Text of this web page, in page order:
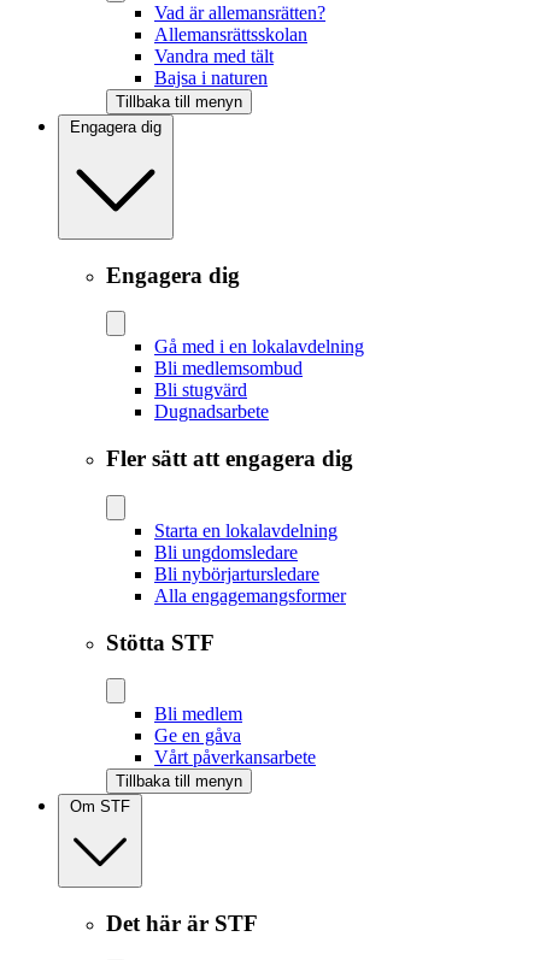
Vad är allemansrätten?
Allemansrättsskolan
Vandra med tält
Bajsa i naturen
Tillbaka till menyn
Engagera dig
Engagera dig
Gå med i en lokalavdelning
Bli medlemsombud
Bli stugvärd
Dugnadsarbete
Fler sätt att engagera dig
Starta en lokalavdelning
Bli ungdomsledare
Bli nybörjartursledare
Alla engagemangsformer
Stötta STF
Bli medlem
Ge en gåva
Vårt påverkansarbete
Tillbaka till menyn
Om STF
Det här är STF